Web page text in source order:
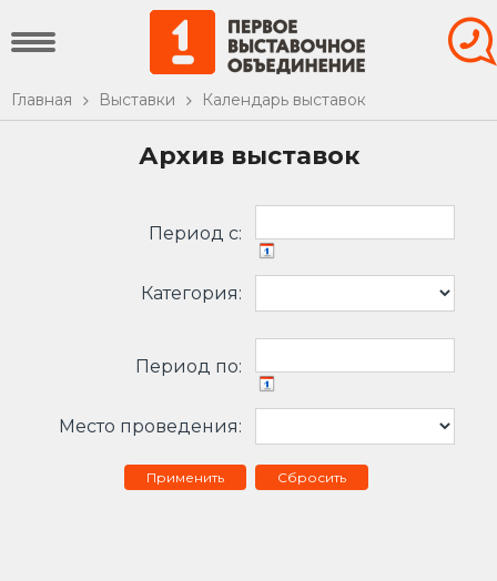
Главная Выставки Календарь выставок
Архив выставок
Период c:
Категория:
Период по:
Место проведения:
Сбросить